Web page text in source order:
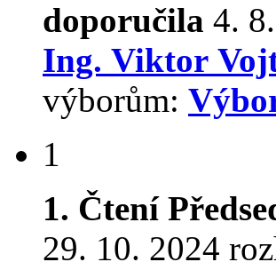
doporučila 4.
Ing. Viktor
výborům:
1
1. Čtení
29. 10. 2024